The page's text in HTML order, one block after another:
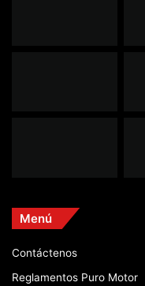
Menú
Contáctenos
Reglamentos Puro Motor